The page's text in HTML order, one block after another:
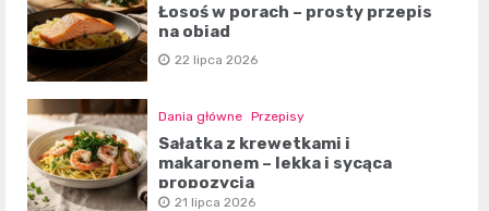
Łosoś w porach – prosty przepis
na obiad
22 lipca 2026
Dania główne Przepisy
Sałatka z krewetkami i
makaronem – lekka i sycąca
propozycja
21 lipca 2026